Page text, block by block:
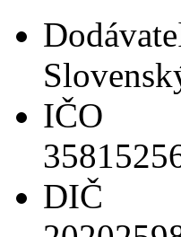
IČO
DIČ